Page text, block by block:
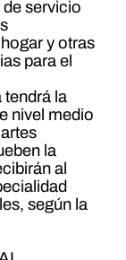
servicio
y otras
para el
la
nivel medio
la
al
según la